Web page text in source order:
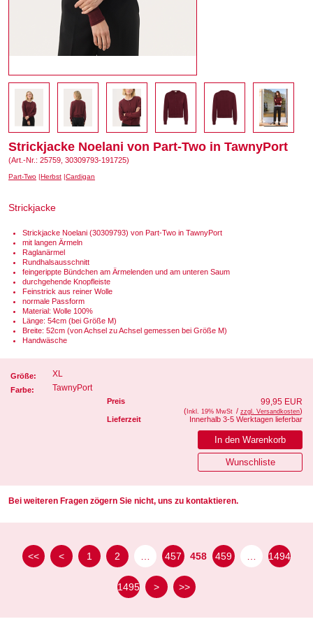
Strickjacke Noelani von Part-Two in TawnyPort
(Art.-Nr.: 25759, 30309793-191725)
Part-Two Herbst Cardigan
Strickjacke
Strickjacke Noelani (30309793) von Part-Two in TawnyPort
mit langen Ärmeln
Raglanärmel
Rundhalsausschnitt
feingerippte Bündchen am Ärmelenden und am unteren Saum
durchgehende Knopfleiste
Feinstrick aus reiner Wolle
normale Passform
Material: Wolle 100%
Länge: 54cm (bei Größe M)
Breite: 52cm (von Achsel zu Achsel gemessen bei Größe M)
Handwäsche
Größe: XL
Farbe: TawnyPort
Preis 99,95 EUR
( Inkl. 19% MwSt / zzgl. Versandkosten)
Lieferzeit
Innerhalb 3-5 Werktagen lieferbar
Bei weiteren Fragen zögern Sie nicht, uns zu kontaktieren.
<< < 1 2 457 458 459 1494
1495 > >>